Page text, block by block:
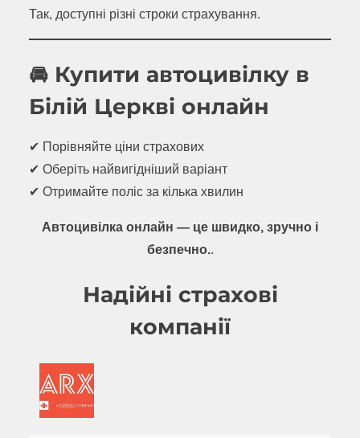
Так, доступні різні строки страхування.
🚘 Купити автоцивілку в
Білій Церкві онлайн
✔ Порівняйте ціни страхових
✔ Оберіть найвигідніший варіант
✔ Отримайте поліс за кілька хвилин
Автоцивілка онлайн — це швидко, зручно і
безпечно..
Надійні страхові
компанії